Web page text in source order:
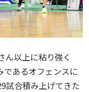
ん以上に粘り強く
であるオフェンスに
試合積み上げてきた